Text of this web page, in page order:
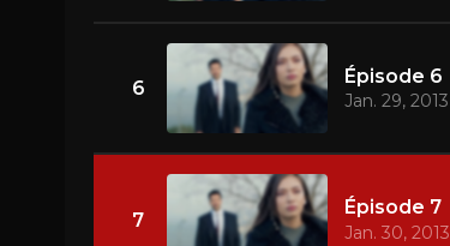
6
Épisode 6
Jan. 29, 2013
7
Épisode 7
Jan. 30, 2013